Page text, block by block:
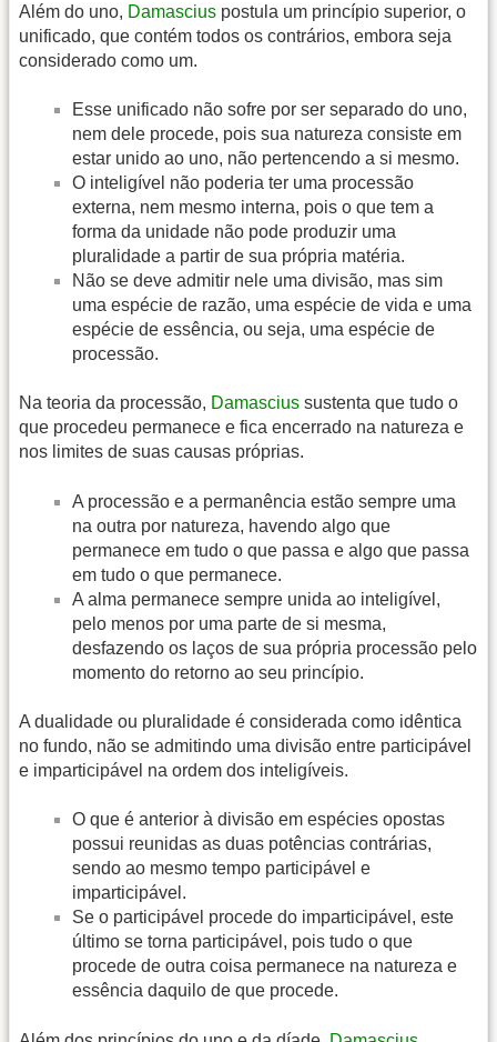
Além do uno, Damascius postula um princípio superior, o
unificado, que contém todos os contrários, embora seja
considerado como um.
Esse unificado não sofre por ser separado do uno,
nem dele procede, pois sua natureza consiste em
estar unido ao uno, não pertencendo a si mesmo.
O inteligível não poderia ter uma processão
externa, nem mesmo interna, pois o que tem a
forma da unidade não pode produzir uma
pluralidade a partir de sua própria matéria.
Não se deve admitir nele uma divisão, mas sim
uma espécie de razão, uma espécie de vida e uma
espécie de essência, ou seja, uma espécie de
processão.
Na teoria da processão, Damascius sustenta que tudo o
que procedeu permanece e fica encerrado na natureza e
nos limites de suas causas próprias.
A processão e a permanência estão sempre uma
na outra por natureza, havendo algo que
permanece em tudo o que passa e algo que passa
em tudo o que permanece.
A alma permanece sempre unida ao inteligível,
pelo menos por uma parte de si mesma,
desfazendo os laços de sua própria processão pelo
momento do retorno ao seu princípio.
A dualidade ou pluralidade é considerada como idêntica
no fundo, não se admitindo uma divisão entre participável
e imparticipável na ordem dos inteligíveis.
O que é anterior à divisão em espécies opostas
possui reunidas as duas potências contrárias,
sendo ao mesmo tempo participável e
imparticipável.
Se o participável procede do imparticipável, este
último se torna participável, pois tudo o que
procede de outra coisa permanece na natureza e
essência daquilo de que procede.